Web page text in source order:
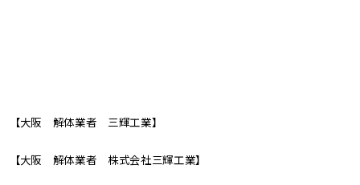
【大阪 解体業者 三輝工業】
【大阪 解体業者 株式会社三輝工業】